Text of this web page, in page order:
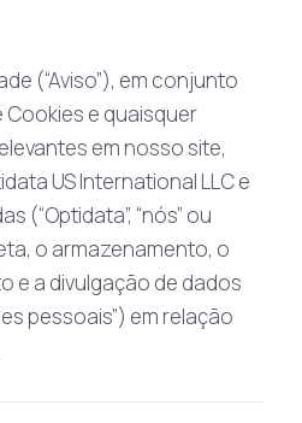
(“Aviso”), em conjunto
Cookies e quaisquer
em nosso site,
US International LLC e
(“Optidata”, “nós” ou
o armazenamento, o
e a divulgação de dados
pessoais”) em relação